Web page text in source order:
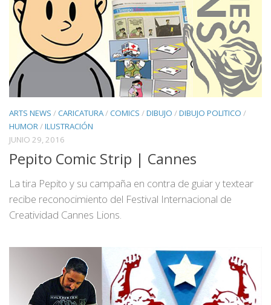
ARTS NEWS /CARICATURA /COMICS /DIBUJO /DIBUJO POLITICO /
HUMOR /ILUSTRACIÓN
JUNIO 29, 2016
Pepito Comic Strip | Cannes
La tira Pepito y su campaña en contra de guiar y textear
recibe reconocimiento del Festival Internacional de
Creatividad Cannes Lions.